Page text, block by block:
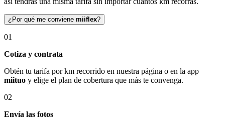
¿Por qué me conviene miiflex?
01
Cotiza y contrata
Obtén tu tarifa por km recorrido en nuestra página o en la app
miituo y elige el plan de cobertura que más te convenga.
02
Envía las fotos